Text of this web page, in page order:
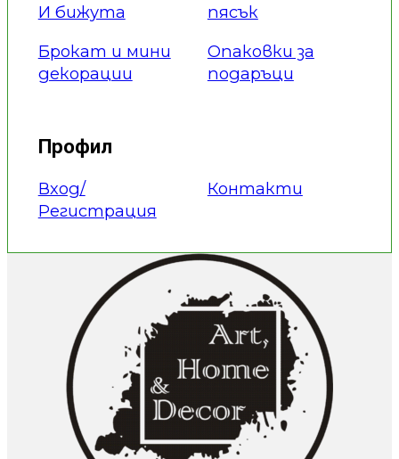
И бижута
Брокат и мини
декорации
пясък
Опаковки за
подаръци
Профил
Вход/
Регистрация
Контакти